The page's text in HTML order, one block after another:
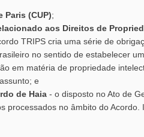
Paris (CUP);
aos Direitos de
TRIPS cria uma série de
no sentido de estabelecer um
em matéria de propriedade
e
de Haia - o disposto no Ato de
processados no âmbito do